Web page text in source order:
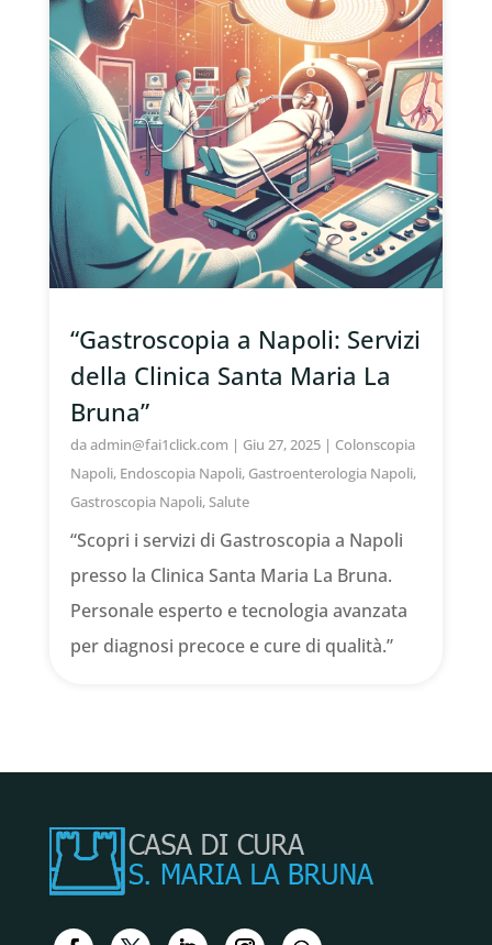
“Gastroscopia a Napoli: Servizi
della Clinica Santa Maria La
Bruna”
daadmin@fai1click.com | Giu 27, 2025| Colonscopia
Napoli, Endoscopia Napoli, Gastroenterologia Napoli,
Gastroscopia Napoli, Salute
“Scopri i servizi di Gastroscopia a Napoli
presso la Clinica Santa Maria La Bruna.
Personale esperto e tecnologia avanzata
per diagnosi precoce e cure di qualità.”